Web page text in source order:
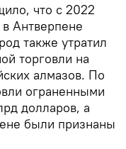
что с 2022
Антверпене
также утратил
торговли на
алмазов. По
ограненными
долларов, а
были признаны